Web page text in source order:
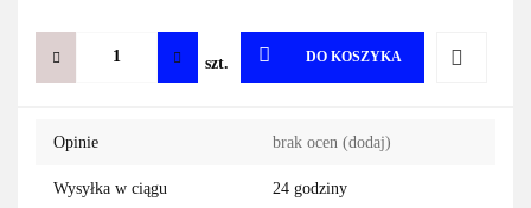
szt. DO KOSZYKA
Opinie brak ocen (dodaj)
Wysyłka w ciągu 24 godziny